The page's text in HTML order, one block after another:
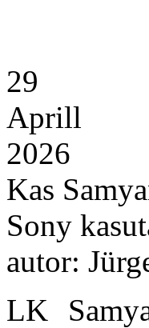
29
Aprill
2026
Kas
Sony
autor:
LK